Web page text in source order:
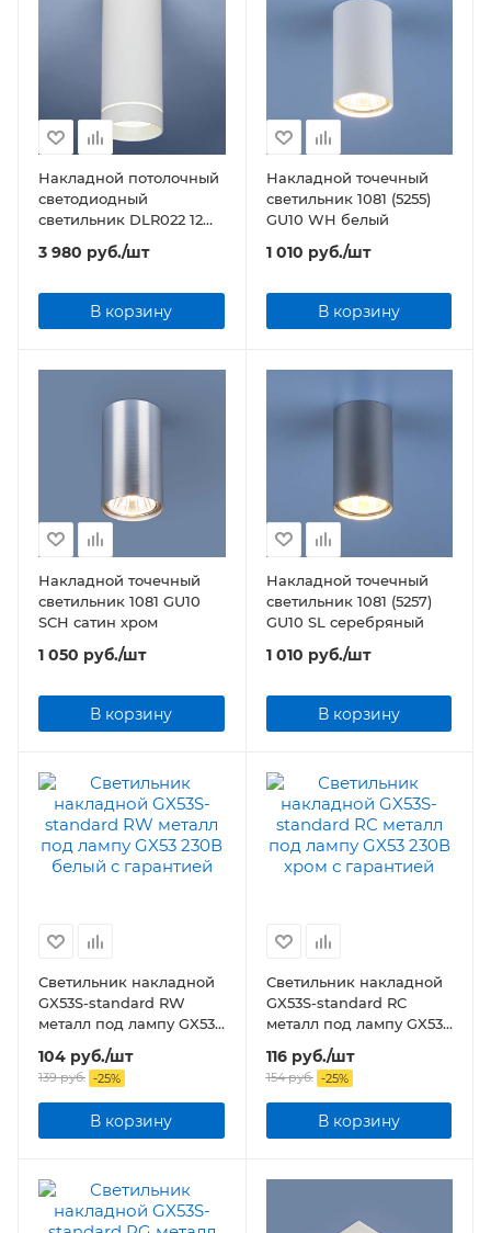
Накладной потолочный
светодиодный
светильник DLR022 12W
4200K белый матовый
3 980 руб./шт
В корзину
Накладной точечный
светильник 1081 (5255)
GU10 WH белый
1 010 руб./шт
В корзину
Накладной точечный
светильник 1081 GU10
SCH сатин хром
1 050 руб./шт
В корзину
Накладной точечный
светильник 1081 (5257)
GU10 SL серебряный
1 010 руб./шт
В корзину
Светильник накладной
GX53S-standard RW
металл под лампу GX53
230В белый
104 руб./шт
139руб. -25%
В корзину
Светильник накладной
GX53S-standard RC
металл под лампу GX53
230В хром
116руб./шт
154руб. -25%
В корзину